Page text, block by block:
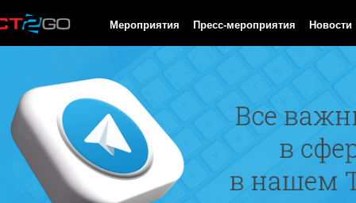
Мероприятия Пресс-мероприятия Новости